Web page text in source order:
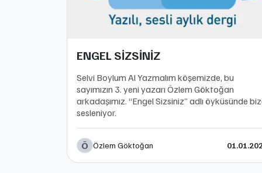
ENGEL SİZSİNİZ
Selvi Boylum Al Yazmalım köşemizde, bu
sayımızın 3. yeni yazarı Özlem Göktoğan
arkadaşımız. “Engel Sizsiniz” adlı öyküsünde
sesleniyor.
Ö Özlem Göktoğan